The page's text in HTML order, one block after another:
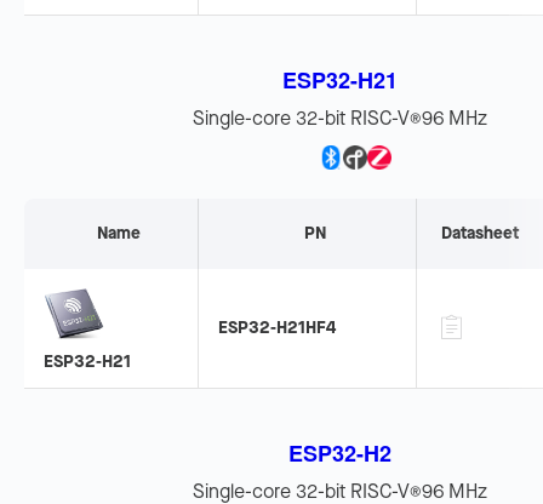
ESP32-H21
Single-core 32-bit RISC-V®96 MHz
Name PN Datasheet
ESP32-H21
ESP32-H21HF4
ESP32-H2
Single-core 32-bit RISC-V®96 MHz